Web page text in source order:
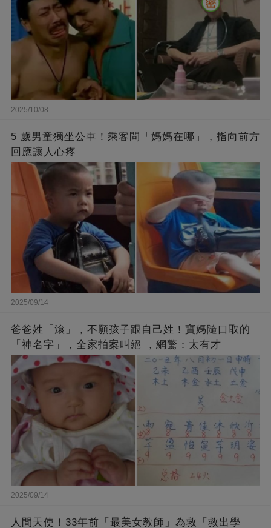
2025/10/08
5 歲男童獨坐公車！乘客問「媽媽在哪」，指向前方
回應讓人心疼
2025/09/14
爸爸姓「滾」，不願孩子跟自己姓！寶媽隨口取的
「神名字」，全家拍案叫絕 ，網驚：太有才
2025/09/14
人間天使！33年前「最美女教師」為救「救出學